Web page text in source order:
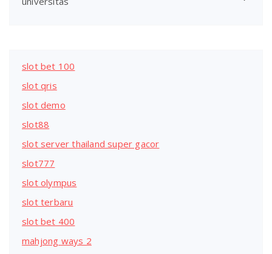
slot bet 100
slot qris
slot demo
slot88
slot server thailand super gacor
slot777
slot olympus
slot terbaru
slot bet 400
mahjong ways 2